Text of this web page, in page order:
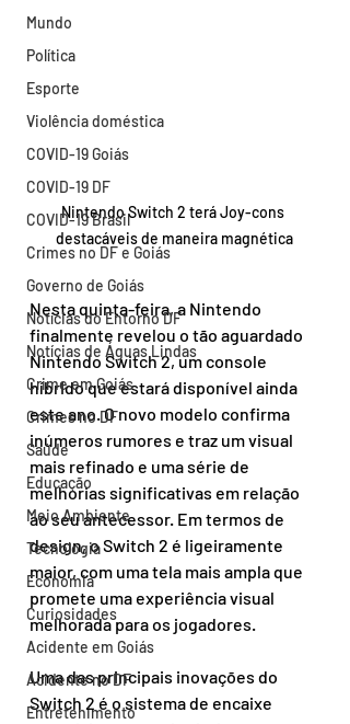
Mundo
Política
Esporte
Violência doméstica
COVID-19 Goiás
COVID-19 DF
COVID-19 Brasil
Crimes no DF e Goiás
Governo de Goiás
Notícias do Entorno DF
Notícias de Águas Lindas
Crime em Goiás
Crimes no DF
Saúde
Educação
Meio Ambiente
Tecnologia
Economia
Curiosidades
Acidente em Goiás
Acidente no DF
Entretenimento
Nintendo Switch 2 terá Joy-cons
destacáveis de maneira magnética
Nesta quinta-feira, a Nintendo
finalmente revelou o tão aguardado
Nintendo Switch 2, um console
híbrido que estará disponível ainda
este ano. O novo modelo confirma
inúmeros rumores e traz um visual
mais refinado e uma série de
melhorias significativas em relação
ao seu antecessor. Em termos de
design, o Switch 2 é ligeiramente
maior, com uma tela mais ampla que
promete uma experiência visual
melhorada para os jogadores.
Uma das principais inovações do
Switch 2 é o sistema de encaixe